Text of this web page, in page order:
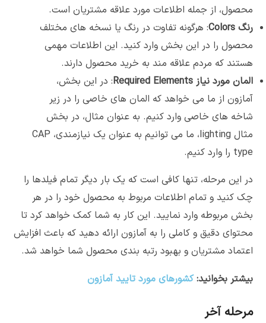
محصول، از جمله اطلاعات مورد علاقه مشتریان است.
رنگColors: هرگونه تفاوت در رنگ یا نسخه های مختلف
محصول را در این بخش وارد کنید. این اطلاعات مهمی
هستند که مردم علاقه مند به خرید محصول دارند.
المان مورد نیازRequired Elements: در این بخش،
آمازون از ما می خواهد که المان های خاصی را در زیر
شاخه های خاصی وارد کنیم. به عنوان مثال، در بخش
مثال lighting، ما می توانیم به عنوان یک نیازمندی، CAP
type را وارد کنیم.
در این مرحله، تنها کافی است که یک بار دیگر تمام فیلدها را
چک کنید و تمام اطلاعات مربوط به محصول خود را در هر
بخش مربوطه وارد نمایید. این کار به شما کمک خواهد کرد تا
محتوای دقیق و کاملی را به آمازون ارائه دهید که باعث افزایش
اعتماد مشتریان و بهبود رتبه بندی محصول شما خواهد شد.
بیشتر بخوانید:کشورهای مورد تایید آمازون
مرحله آخر